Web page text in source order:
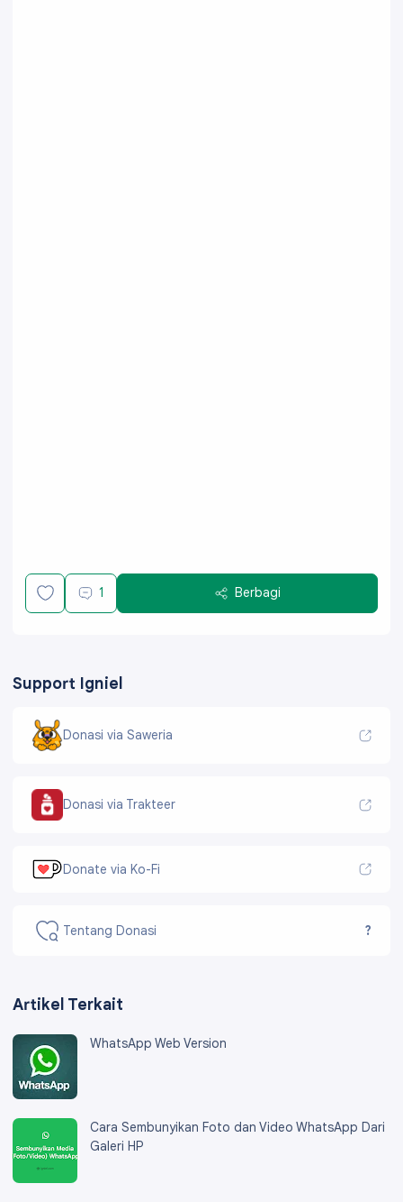
1 Berbagi
Support Igniel
Donasi via Saweria
Donasi via Trakteer
Donate via Ko-Fi
Tentang Donasi ?
Artikel Terkait
WhatsApp Web Version
Cara Sembunyikan Foto dan Video WhatsApp Dari
Galeri HP